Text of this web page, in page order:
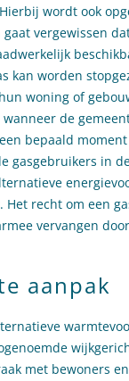
wordt ook
vergewissen
kan worden
woning of
de
bepaald
gasgebruikers in
Het recht om een
vervangen
aanpak
met bewoners